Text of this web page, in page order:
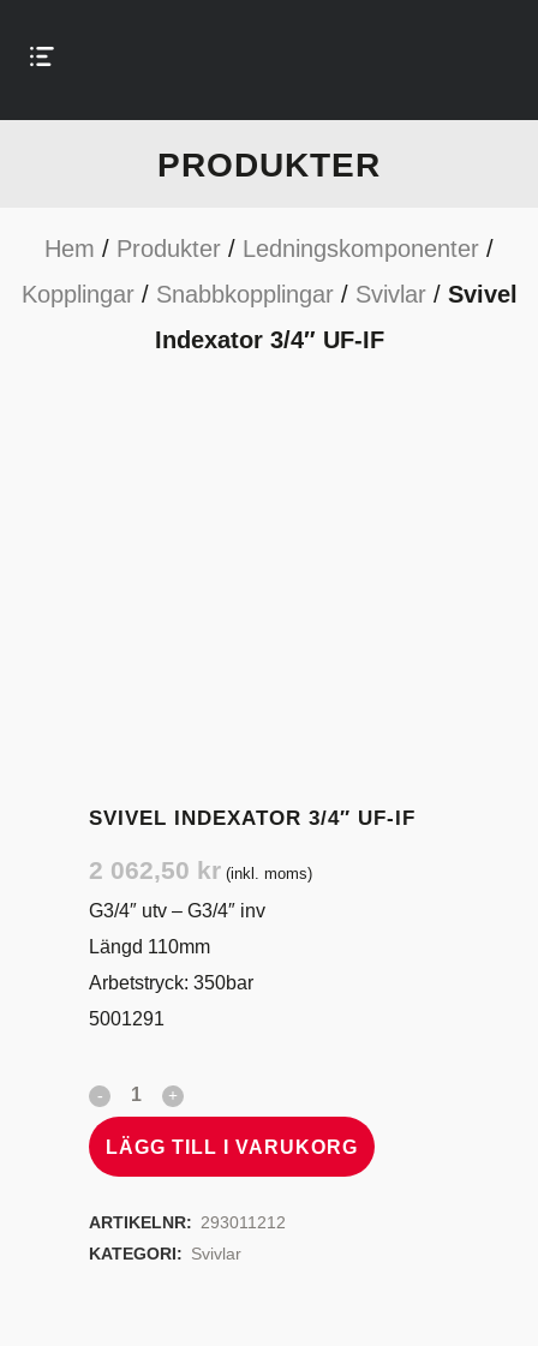
PRODUKTER
Hem / Produkter / Ledningskomponenter /
Kopplingar/ Snabbkopplingar/ Svivlar/ Svivel
Indexator 3/4″ UF-IF
SVIVEL INDEXATOR 3/4″ UF-IF
2 062,50 kr (inkl. moms)
G3/4″ utv – G3/4″ inv
Längd 110mm
Arbetstryck: 350bar
5001291
LÄGG TILL I VARUKORG
ARTIKELNR: 293011212
KATEGORI: Svivlar